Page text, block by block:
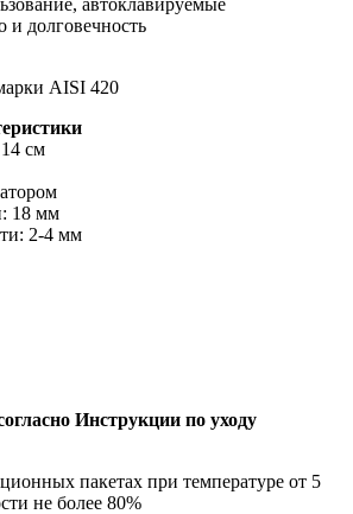
и долговечность
AISI 420
см
18 мм
2-4 мм
Инструкции по уходу
пакетах при температуре от 5
не более 80%